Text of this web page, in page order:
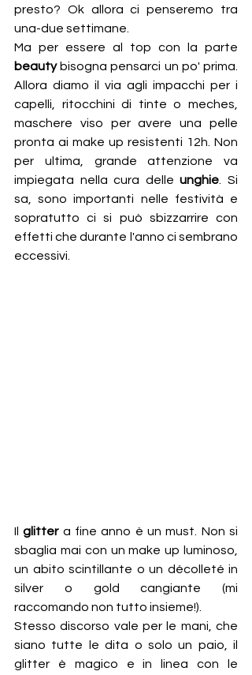
presto? Ok allora ci penseremo tra
una-due settimane.
beauty bisogna pensarci un po' prima.
Allora diamo il via agli impacchi per i
capelli, ritocchini di tinte o meches,
maschere viso per avere una pelle
pronta ai make up resistenti 12h. Non
per ultima, grande attenzione va
impiegata nella cura delle unghie . Si
sa, sono importanti nelle festività e
sopratutto ci si può sbizzarrire con
effetti che durante l'anno ci sembrano
eccessivi.
Il glitter a fine anno è un must. Non si
sbaglia mai con un make up luminoso,
un abito scintillante o un décolleté in
silver o gold cangiante (mi
raccomando non tutto insieme!).
Stesso discorso vale per le mani, che
siano tutte le dita o solo un paio, il
glitter è magico e in linea con le